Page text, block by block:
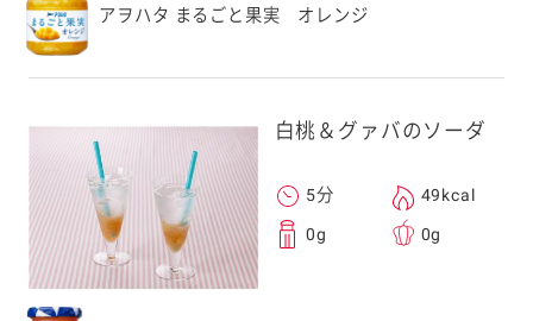
アヲハタ まるごと果実 オレンジ
白桃＆グァバのソーダ
5分 49kcal
0g 0g